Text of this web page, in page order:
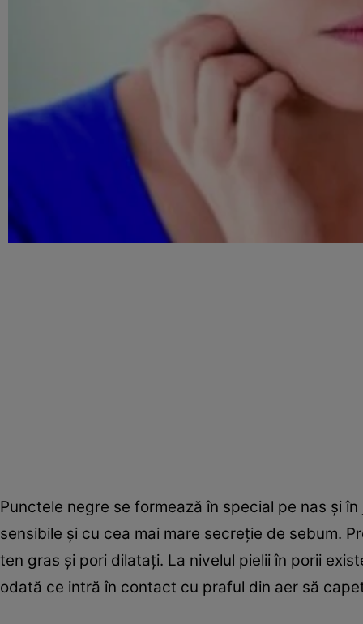
Punctele negre se formează în special pe nas şi
sensibile şi cu cea mai mare secreţie de sebum.
ten gras şi pori dilataţi. La nivelul pielii în porii
odată ce intră în contact cu praful din aer să